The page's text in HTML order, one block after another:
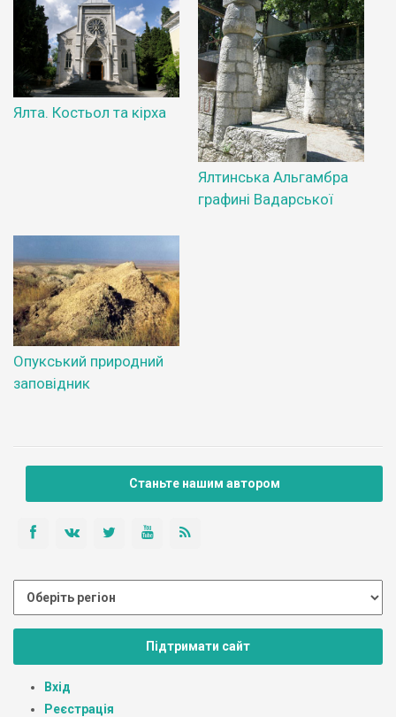
Ялта. Костьол та кірха
Ялтинська Альгамбра
графині Вадарської
Опукський природний
заповідник
Станьте нашим автором
Підтримати сайт
Вхід
Реєстрація